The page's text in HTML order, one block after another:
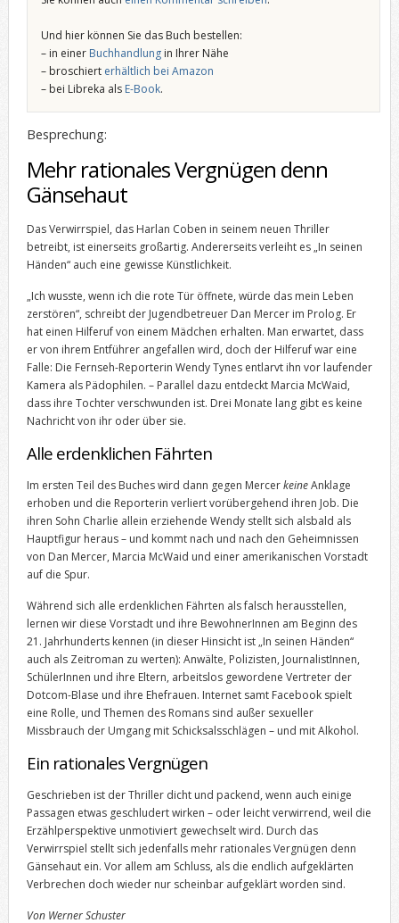
Und hier können Sie das Buch bestellen:
– in einer Buchhandlungin Ihrer Nähe
– broschiert erhältlich bei Amazon
– bei Libreka als E-Book.
Besprechung:
Mehr rationales Vergnügen denn
Gänsehaut
Das Verwirrspiel, das Harlan Coben in seinem neuen Thriller
betreibt, ist einerseits großartig. Andererseits verleiht es „In seinen
Händen“ auch eine gewisse Künstlichkeit.
„Ich wusste, wenn ich die rote Tür öffnete, würde das mein Leben
zerstören“, schreibt der Jugendbetreuer Dan Mercer im Prolog. Er
hat einen Hilferuf von einem Mädchen erhalten. Man erwartet, dass
er von ihrem Entführer angefallen wird, doch der Hilferuf war eine
Falle: Die Fernseh-Reporterin Wendy Tynes entlarvt ihn vor laufender
Kamera als Pädophilen. – Parallel dazu entdeckt Marcia McWaid,
dass ihre Tochter verschwunden ist. Drei Monate lang gibt es keine
Nachricht von ihr oder über sie.
Alle erdenklichen Fährten
Im ersten Teil des Buches wird dann gegen MercerkeineAnklage
erhoben und die Reporterin verliert vorübergehend ihren Job. Die
ihren Sohn Charlie allein erziehende Wendy stellt sich alsbald als
Hauptfigur heraus – und kommt nach und nach den Geheimnissen
von Dan Mercer, Marcia McWaid und einer amerikanischen Vorstadt
auf die Spur.
Während sich alle erdenklichen Fährten als falsch herausstellen,
lernen wir diese Vorstadt und ihre BewohnerInnen am Beginn des
21. Jahrhunderts kennen (in dieser Hinsicht ist „In seinen Händen“
auch als Zeitroman zu werten): Anwälte, Polizisten, JournalistInnen,
SchülerInnen und ihre Eltern, arbeitslos gewordene Vertreter der
Dotcom-Blase und ihre Ehefrauen. Internet samt Facebook spielt
eine Rolle, und Themen des Romans sind außer sexueller
Missbrauch der Umgang mit Schicksalsschlägen – und mit Alkohol.
Ein rationales Vergnügen
Geschrieben ist der Thriller dicht und packend, wenn auch einige
Passagen etwas geschludert wirken – oder leicht verwirrend, weil die
Erzählperspektive unmotiviert gewechselt wird. Durch das
Verwirrspiel stellt sich jedenfalls mehr rationales Vergnügen denn
Gänsehaut ein. Vor allem am Schluss, als die endlich aufgeklärten
Verbrechen doch wieder nur scheinbar aufgeklärt worden sind.
Von Werner Schuster